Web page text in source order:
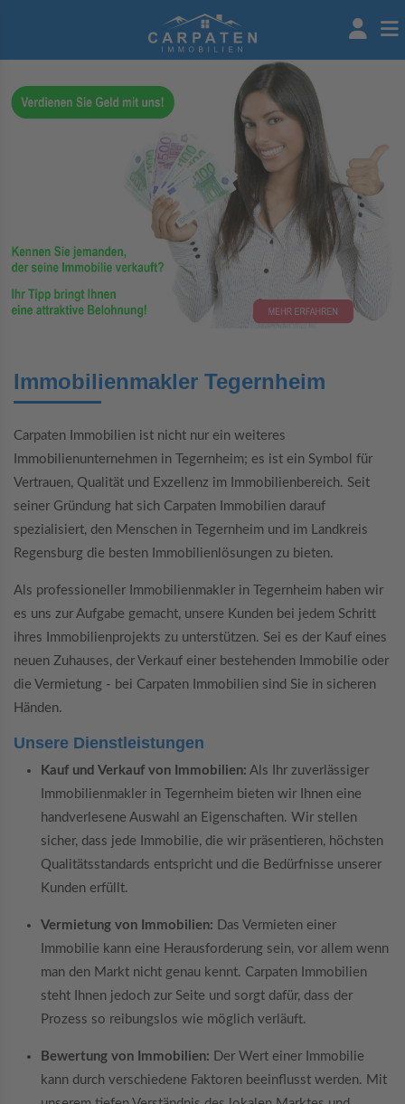
Immobilienmakler Tegernheim
Carpaten Immobilien ist nicht nur ein weiteres
Immobilienunternehmen in Tegernheim; es ist ein Symbol für
Vertrauen, Qualität und Exzellenz im Immobilienbereich. Seit
seiner Gründung hat sich Carpaten Immobilien darauf
spezialisiert, den Menschen in Tegernheim und im Landkreis
Regensburg die besten Immobilienlösungen zu bieten.
Als professioneller Immobilienmakler in Tegernheim haben wir
es uns zur Aufgabe gemacht, unsere Kunden bei jedem Schritt
ihres Immobilienprojekts zu unterstützen. Sei es der Kauf eines
neuen Zuhauses, der Verkauf einer bestehenden Immobilie oder
die Vermietung - bei Carpaten Immobilien sind Sie in sicheren
Händen.
Unsere Dienstleistungen
Kauf und Verkauf von Immobilien: Als Ihr zuverlässiger
Immobilienmakler in Tegernheim bieten wir Ihnen eine
handverlesene Auswahl an Eigenschaften. Wir stellen
sicher, dass jede Immobilie, die wir präsentieren, höchsten
Qualitätsstandards entspricht und die Bedürfnisse unserer
Kunden erfüllt.
Vermietung von Immobilien: Das Vermieten einer
Immobilie kann eine Herausforderung sein, vor allem wenn
man den Markt nicht genau kennt. Carpaten Immobilien
steht Ihnen jedoch zur Seite und sorgt dafür, dass der
Prozess so reibungslos wie möglich verläuft.
Bewertung von Immobilien: Der Wert einer Immobilie
kann durch verschiedene Faktoren beeinflusst werden. Mit